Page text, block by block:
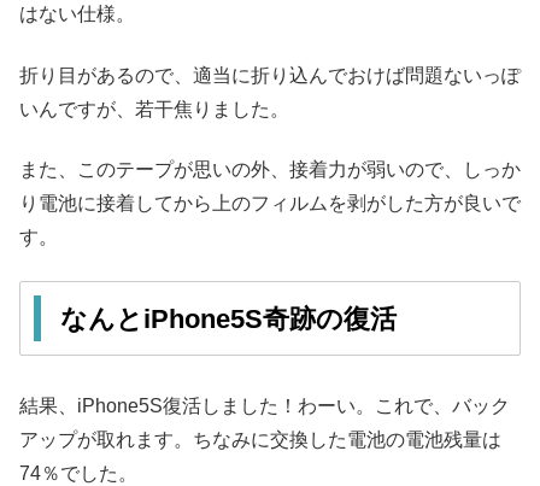
はない仕様。
折り目があるので、適当に折り込んでおけば問題ないっぽ
いんですが、若干焦りました。
また、このテープが思いの外、接着力が弱いので、しっか
り電池に接着してから上のフィルムを剥がした方が良いで
す。
なんとiPhone5S奇跡の復活
結果、iPhone5S復活しました！わーい。これで、バック
アップが取れます。ちなみに交換した電池の電池残量は
74％でした。